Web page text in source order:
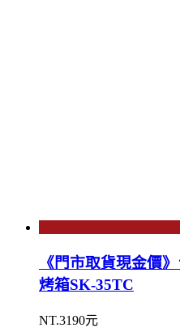
《門市取貨現金價
烤箱SK-35TC
NT.3190元